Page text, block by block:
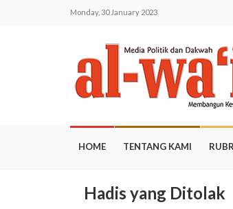
Monday, 30 January 2023
HOME TENTANG KAMI
Hadis yang Ditolak